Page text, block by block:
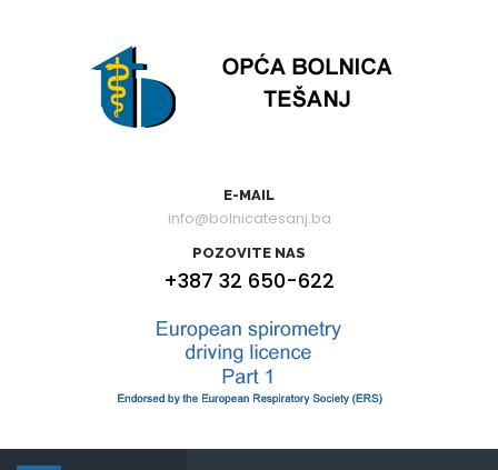
E-MAIL
info@bolnicatesanj.ba
POZOVITE NAS
+387 32 650-622